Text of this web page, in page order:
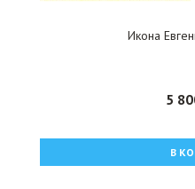
Икона
5
В